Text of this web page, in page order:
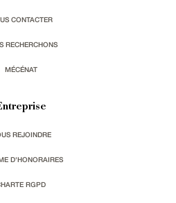
CONTACTER
RECHERCHONS
MÉCÉNAT
REJOINDRE
D'HONORAIRES
RGPD